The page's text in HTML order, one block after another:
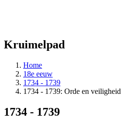
Kruimelpad
Home
18e eeuw
1734 - 1739
1734 - 1739: Orde en veiligheid
1734 - 1739